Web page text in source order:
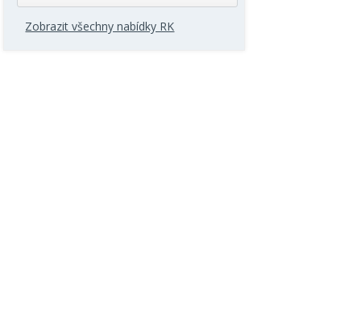
Zobrazit všechny nabídky RK